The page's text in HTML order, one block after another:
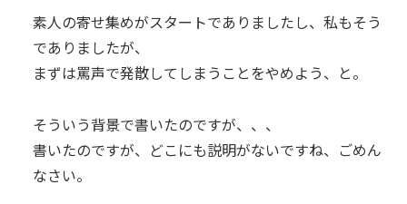
素人の寄せ集めがスタートでありましたし、私もそう
でありましたが、
まずは罵声で発散してしまうことをやめよう、と。
そういう背景で書いたのですが、、、
書いたのですが、どこにも説明がないですね、ごめん
なさい。